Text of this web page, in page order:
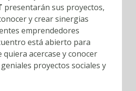
presentarán sus proyectos,
y crear sinergias
emprendedores
está abierto para
quiera acercase y conocer
proyectos sociales y